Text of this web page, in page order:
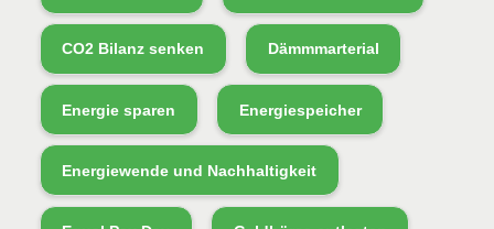
CO2 Bilanz senken Dämmmarterial
Energie sparen Energiespeicher
Energiewende und Nachhaltigkeit